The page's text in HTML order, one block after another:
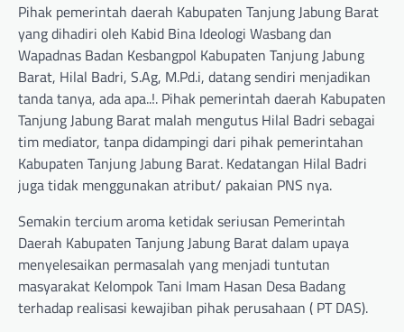
Pihak pemerintah daerah Kabupaten Tanjung Jabung Barat
yang dihadiri oleh Kabid Bina Ideologi Wasbang dan
Wapadnas Badan Kesbangpol Kabupaten Tanjung Jabung
Barat, Hilal Badri, S.Ag, M.Pd.i, datang sendiri menjadikan
tanda tanya, ada apa..!. Pihak pemerintah daerah Kabupaten
Tanjung Jabung Barat malah mengutus Hilal Badri sebagai
tim mediator, tanpa didampingi dari pihak pemerintahan
Kabupaten Tanjung Jabung Barat. Kedatangan Hilal Badri
juga tidak menggunakan atribut/ pakaian PNS nya.
Semakin tercium aroma ketidak seriusan Pemerintah
Daerah Kabupaten Tanjung Jabung Barat dalam upaya
menyelesaikan permasalah yang menjadi tuntutan
masyarakat Kelompok Tani Imam Hasan Desa Badang
terhadap realisasi kewajiban pihak perusahaan ( PT DAS).